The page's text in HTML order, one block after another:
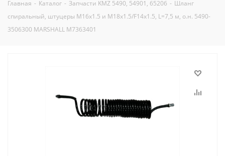
Главная - Каталог - Запчасти KMZ 5490, 54901, 65206 - Шланг
спиральный, штуцеры M16x1.5 и M18x1.5/F14x1.5, L=7,5 м, о.н. 5490-
3506300 MARSHALL M7363401